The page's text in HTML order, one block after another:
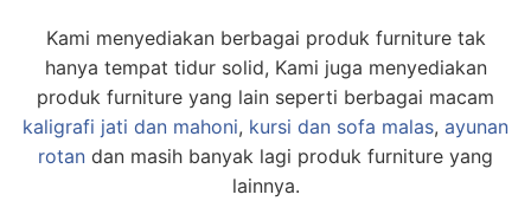
Kami menyediakan berbagai produk furniture tak
hanya tempat tidur solid, Kami juga menyediakan
produk furniture yang lain seperti berbagai macam
kaligrafi jati dan mahoni, kursi dan sofa malas, ayunan
rotan dan masih banyak lagi produk furniture yang
lainnya.